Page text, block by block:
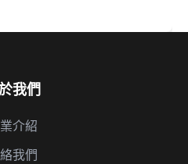
我們
介紹
我們